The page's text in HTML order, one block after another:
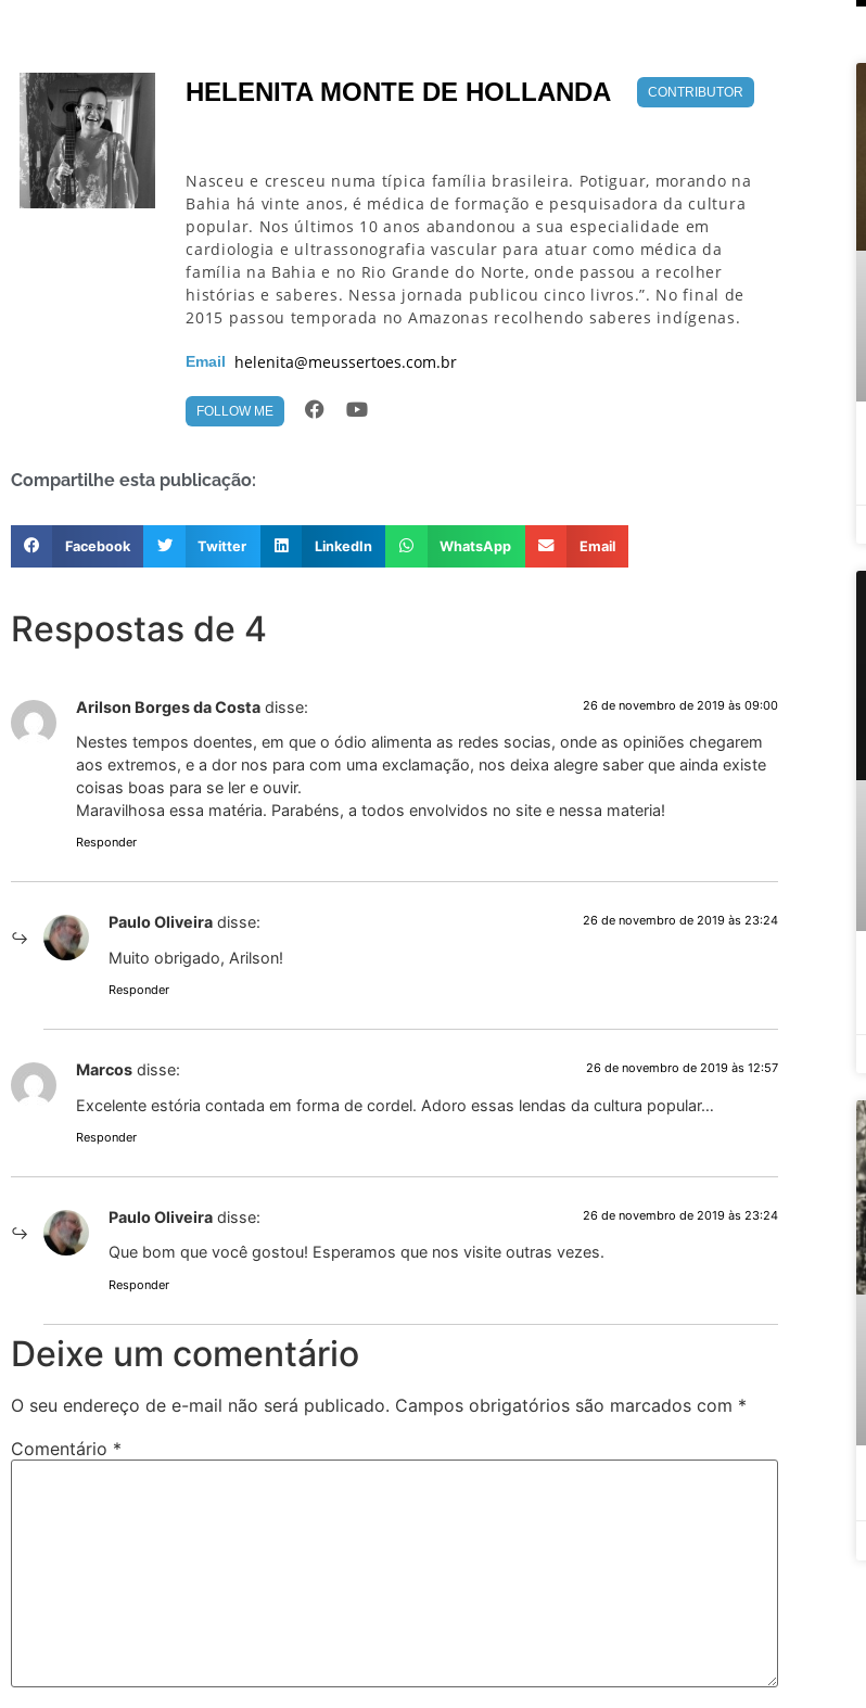
HELENITA MONTE DE HOLLANDA CONTRIBUTOR
Nasceu e cresceu numa típica família brasileira. Potiguar, morando na
Bahia há vinte anos, é médica de formação e pesquisadora da cultura
popular. Nos últimos 10 anos abandonou a sua especialidade em
cardiologia e ultrassonografia vascular para atuar como médica da
família na Bahia e no Rio Grande do Norte, onde passou a recolher
histórias e saberes. Nessa jornada publicou cinco livros.”. No final de
2015 passou temporada no Amazonas recolhendo saberes indígenas.
Email helenita@meussertoes.com.br
FOLLOW ME
Compartilhe esta publicação:
Facebook Twitter LinkedIn WhatsApp Email
Respostas de 4
Arilson Borges da Costa disse: 26 de novembro de 2019 às 09:00
Nestes tempos doentes, em que o ódio alimenta as redes socias, onde as opiniões chegarem
aos extremos, e a dor nos para com uma exclamação, nos deixa alegre saber que ainda existe
coisas boas para se ler e ouvir.
Maravilhosa essa matéria. Parabéns, a todos envolvidos no site e nessa materia!
Responder
Paulo Oliveira disse: 26 de novembro de 2019 às 23:24
Muito obrigado, Arilson!
Responder
Marcos disse: 26 de novembro de 2019 às 12:57
Excelente estória contada em forma de cordel. Adoro essas lendas da cultura popular…
Responder
Paulo Oliveira disse: 26 de novembro de 2019 às 23:24
Que bom que você gostou! Esperamos que nos visite outras vezes.
Responder
Deixe um comentário
O seu endereço de e-mail não será publicado. Campos obrigatórios são marcados com *
Comentário *